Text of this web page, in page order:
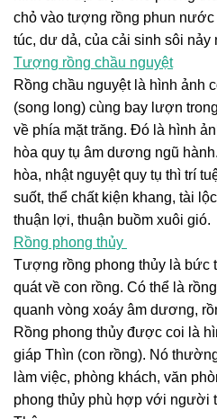
chỏ vào tượng rồng phun nước
túc, dư dả, của cải sinh sôi
Tượng rồng chầu nguyệt
Rồng chầu nguyệt là hình ảnh
(song long) cùng bay lượn
về phía mặt trăng. Đó là hình
hòa quy tụ âm dương ngũ
hòa, nhật nguyệt quy tụ thì trí
suốt, thể chất kiện khang, tài
thuận lợi, thuận buồm xuôi gió.
Rồng phong thủy
Tượng rồng phong thủy là bức
quát về con rồng. Có thể là
quanh vòng xoáy âm dương,
Rồng phong thủy được coi là
giáp Thìn (con rồng). Nó
làm việc, phòng khách, văn
phong thủy phù hợp với người